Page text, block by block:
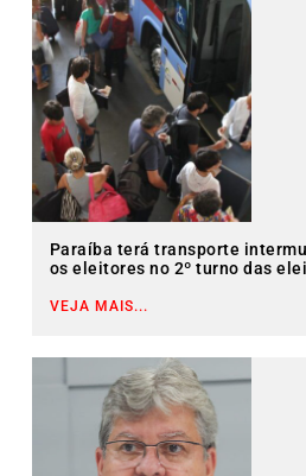
Paraíba terá transporte
os eleitores no 2º turno das
VEJA MAIS...